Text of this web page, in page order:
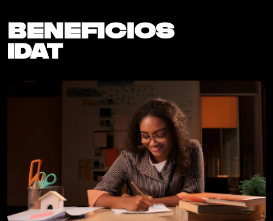
Beneficios
IDAT